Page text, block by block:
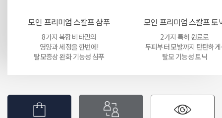
모인 프리미엄 스칼프 샴푸
8가지 복합 비타민의
영양과 세정을 한번에!
탈모증상 완화 기능성 샴푸
모인 프리미엄 스칼프 토
2가지 특허 원료로
두피부터 모발까지 탄탄하
탈모 기능성 토닉